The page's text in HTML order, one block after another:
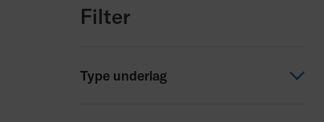
Filter
Type underlag